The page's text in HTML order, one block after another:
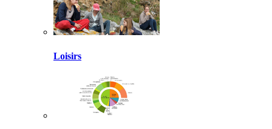
Loisirs